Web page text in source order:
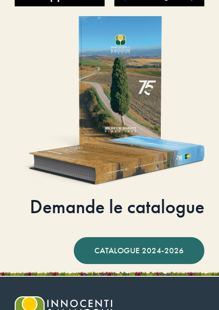
Demande le catalogue
CATALOGUE 2024-2026